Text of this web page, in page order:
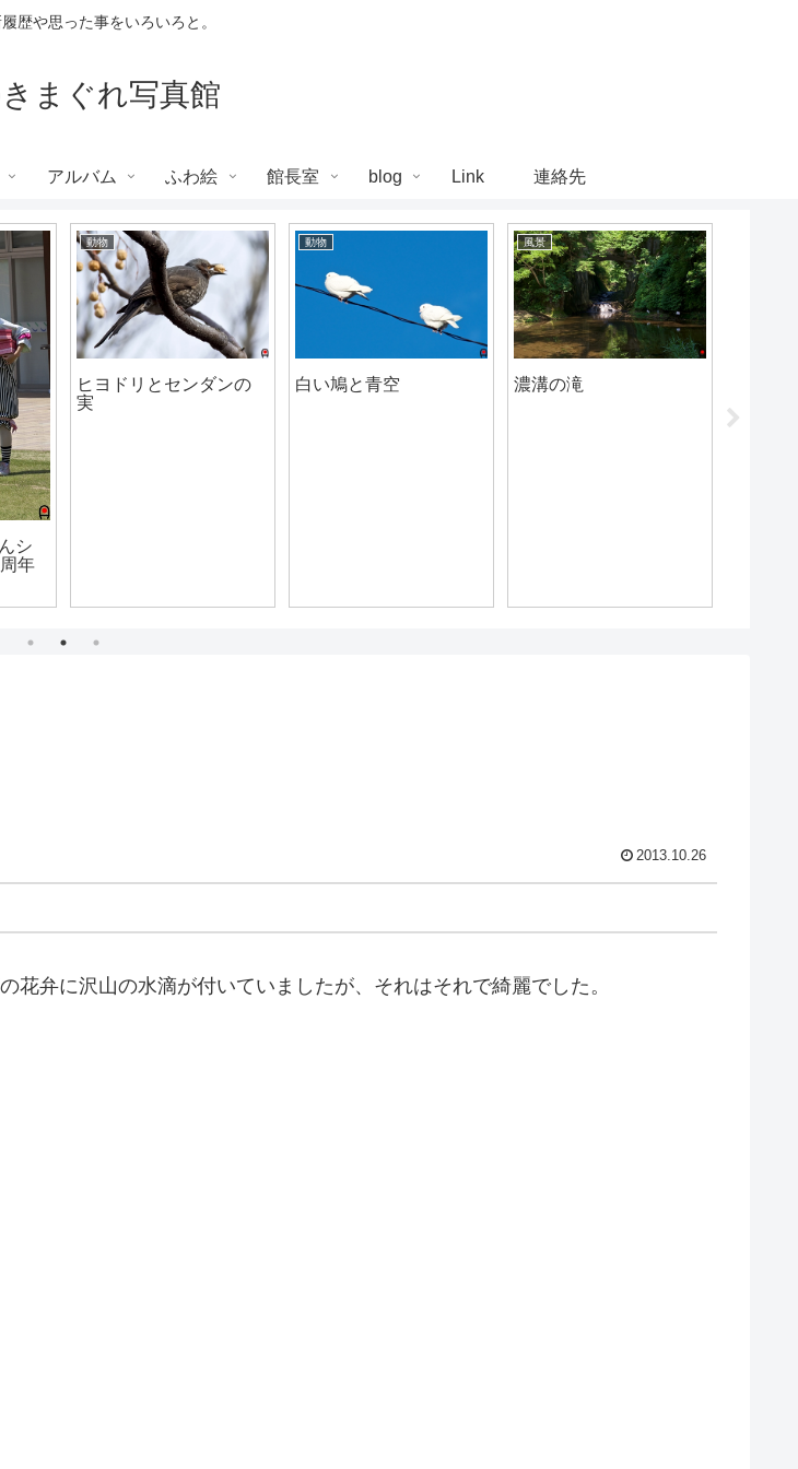
歴や思った事をいろいろと。
まぐれ写真館
アルバム ふわ絵 館長室 blog Link 連絡先
シ
年
動物
ヒヨドリとセンダンの
実
動物
白い鳩と青空
風景
濃溝の滝
2013.10.26
花弁に沢山の水滴が付いていましたが、それはそれで綺麗でした。